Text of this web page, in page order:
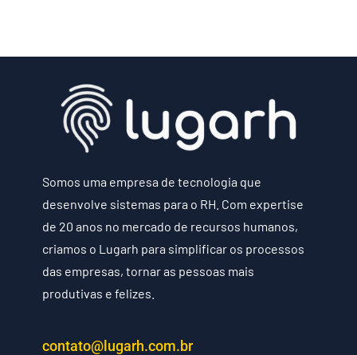
Somos uma empresa de tecnologia que
desenvolve sistemas para o RH. Com expertise
de 20 anos no mercado de recursos humanos,
criamos o Lugarh para simplificar os processos
das empresas, tornar as pessoas mais
produtivas e felizes.
contato@lugarh.com.br